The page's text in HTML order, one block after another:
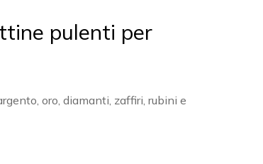
pulenti per
oro, diamanti, zaffiri, rubini e